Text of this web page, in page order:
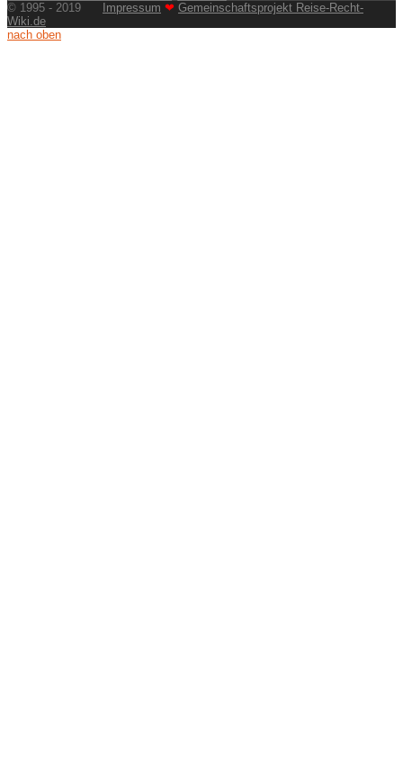
© 1995 - 2019 Impressum ❤ Gemeinschaftsprojekt Reise-Recht-
Wiki.de
nach oben